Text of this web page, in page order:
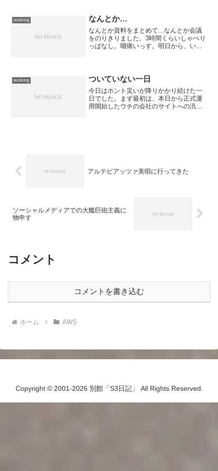
（私のマイミクさん）が...
working なんとか…
なんとか資料をまとめて...なんとか会議
をのりきりました。3時間くらいしゃべり
っぱなし。咽痛いっす。明日から、いよ
境が訪れるの...
working ついていない一日
今日はホント災いが降りかかり続けた一
日でした。まず最初は、本日から正式運
用開始したウチの会社のサイトへの汎用
アルテピアッツァ美唄に行ってきた
ソーシャルメディアでの大艦巨砲主義に
物申す
コメント
コメントを書き込む
ホーム AWS
Copyright © 2001-2026 別館「S3日記」 All Rights Reserved.